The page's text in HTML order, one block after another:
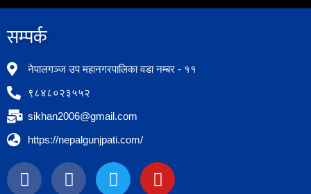
सम्पर्क​
नेपालगञ्ज उप महानगरपालिका वडा नम्बर - ११
९८४८०२३५५२
sikhan2006@gmail.com
https://nepalgunjpati.com/